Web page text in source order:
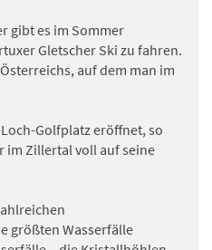
gibt es im Sommer
Gletscher Ski zu fahren.
auf dem man im
Golfplatz eröffnet, so
im Zillertal voll auf seine
größten Wasserfälle